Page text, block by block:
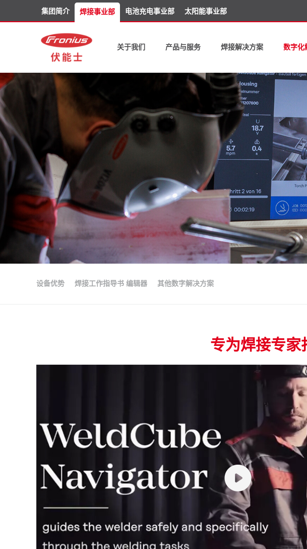
集团简介 焊接事业部 电池充电事业部 太阳能事业部
关于我们 产品与服务 焊接解决方案 数字化
设备优势 焊接工作指导书 编辑器 其他数字解决方案
专为焊接专家